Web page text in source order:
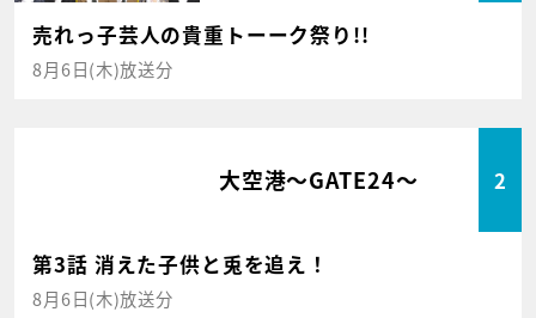
売れっ子芸人の貴重トーーク祭り!!
8月6日(木)放送分
大空港～GATE24～ 2
第3話 消えた子供と兎を追え！
8月6日(木)放送分